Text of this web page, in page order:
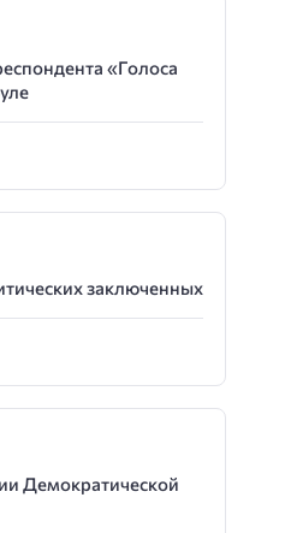
«Голоса
заключенных
Демократической